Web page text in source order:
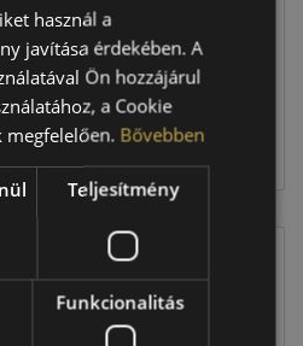
96 760 Ft
Kosárba
használ a
javítása érdekében. A
Ön hozzájárul
a Cookie
megfelelően. Bővebben
Teljesítmény
Funkcionalitás